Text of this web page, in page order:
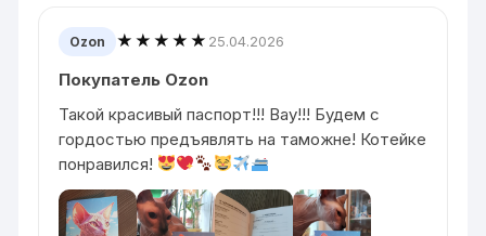
Ozon ★★★★★ 25.04.2026
Покупатель Ozon
Такой красивый паспорт!!! Вау!!! Будем с
гордостью предъявлять на таможне! Котейке
понравился!